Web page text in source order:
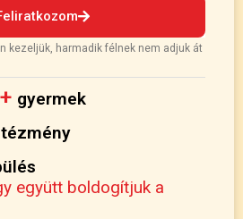
kezeljük, harmadik félnek nem adjuk át
gyermek
együtt boldogítjuk a